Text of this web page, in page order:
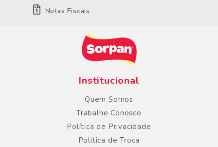
Notas Fiscais
Institucional
Quem Somos
Trabalhe Conosco
Política de Privacidade
Politica de Troca